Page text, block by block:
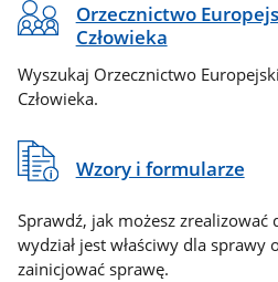
Orzecznictwo
Człowieka
Wyszukaj Orzecznictwo
Człowieka.
Wzory i formularze
Sprawdź, jak możesz zrealizować
wydział jest właściwy dla sprawy
zainicjować sprawę.